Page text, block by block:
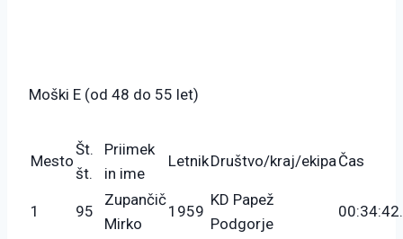
Moški E (od 48 do 55 let)
Mesto
Št.
št.
Priimek
in ime
LetnikDruštvo/kraj/ekipa Čas
1 95
Zupančič
Mirko
1959
KD Papež
Podgorje